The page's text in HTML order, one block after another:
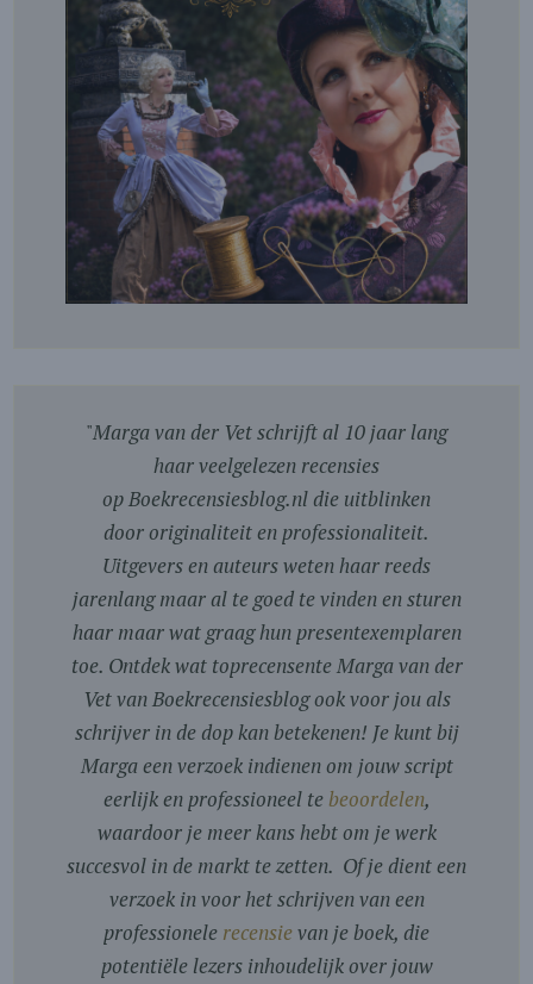
"Marga van der Vet schrijft al 10 jaar lang
haar veelgelezen recensies
op Boekrecensiesblog.nl die uitblinken
door originaliteit en professionaliteit.
Uitgevers en auteurs weten haar reeds
jarenlang maar al te goed te vinden en sturen
haar maar wat graag hun presentexemplaren
toe. Ontdek wat toprecensente Marga van der
Vet van Boekrecensiesblog ook voor jou als
schrijver in de dop kan betekenen! Je kunt bij
Marga een verzoek indienen om jouw script
eerlijk en professioneel te beoordelen,
waardoor je meer kans hebt om je werk
succesvol in de markt te zetten. Of je dient een
verzoek in voor het schrijven van een
professionele recensievan je boek, die
potentiële lezers inhoudelijk over jouw